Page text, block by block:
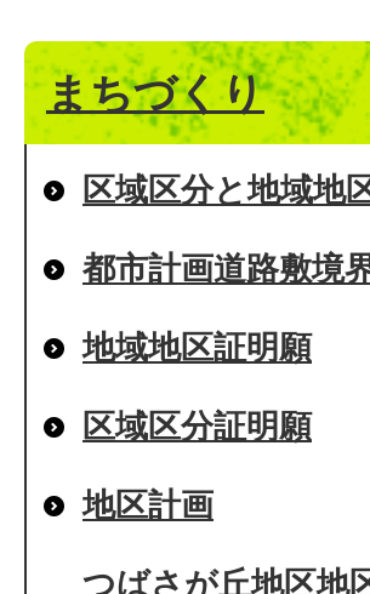
まちづくり
区域区分と地域地
都市計画道路敷境
地域地区証明願
区域区分証明願
地区計画
つばさが丘地区地